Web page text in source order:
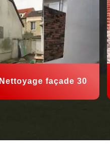
Nettoyage façade 30